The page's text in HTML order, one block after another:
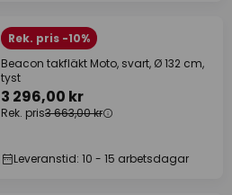
Rek. pris -10%
Beacon takfläkt Moto, svart, Ø 132 cm,
tyst
3 296,00 kr
Rek. pris3 663,00 kr
Leveranstid: 10 - 15 arbetsdagar